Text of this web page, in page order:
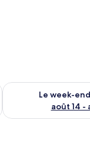
août 7 - août 9
Le week-
août 14 -
Vérifier la